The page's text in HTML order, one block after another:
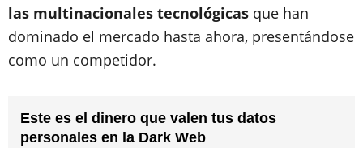
las multinacionales tecnológicas que han
dominado el mercado hasta ahora, presentándose
como un competidor.
Este es el dinero que valen tus datos
personales en la Dark Web